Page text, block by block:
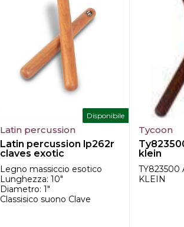
Disponibile
Latin percussion
Latin percussion lp262r
claves exotic
Legno massiccio esotico
Lunghezza: 10"
Diametro: 1"
Classisico suono Clave
Tycoon
klein
TY823500
KLEIN